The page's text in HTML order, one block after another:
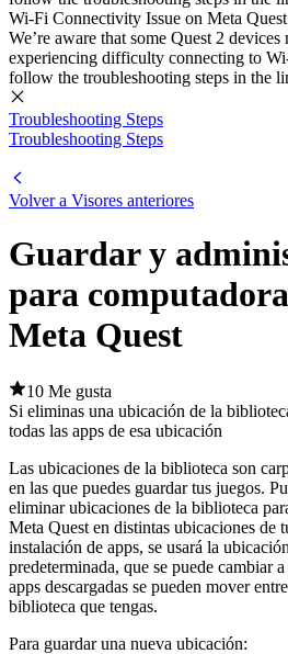
Wi-Fi Connectivity Issue on Meta
We’re aware that some Quest 2
experiencing difficulty connecting to
follow the troubleshooting steps in the
Troubleshooting Steps
Troubleshooting Steps
Volver a Visores anteriores
Guardar y
para
Meta Quest
10 Me gusta
Si eliminas una ubicación de la
todas las apps de esa ubicación
Las ubicaciones de la biblioteca son
en las que puedes guardar tus juegos.
eliminar ubicaciones de la biblioteca
Meta Quest en distintas ubicaciones de
instalación de apps, se usará la
predeterminada, que se puede cambiar
apps descargadas se pueden mover
biblioteca que tengas.
Para guardar una nueva ubicación: